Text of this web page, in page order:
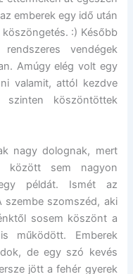
emberek egy idő után
:) Később
vendégek
Amúgy elég volt egy
valamit, attól kezdve
köszöntöttek
nagy dolognak, mert
között sem nagyon
példát. Ismét az
szembe szomszéd, aki
sosem köszönt a
működött. Emberek
de egy szó kevés
jött a fehér gyerek